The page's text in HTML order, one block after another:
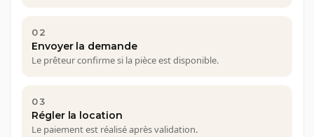
02
Envoyer la demande
Le prêteur confirme si la pièce est disponible.
03
Régler la location
Le paiement est réalisé après validation.